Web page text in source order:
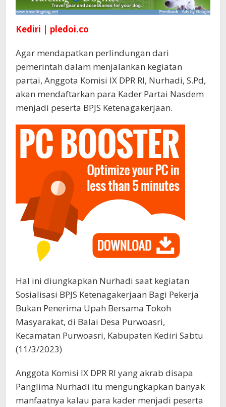
Kediri | pledoi.co
Agar mendapatkan perlindungan dari
pemerintah dalam menjalankan kegiatan
partai, Anggota Komisi IX DPR RI, Nurhadi, S.Pd,
akan mendaftarkan para Kader Partai Nasdem
menjadi peserta BPJS Ketenagakerjaan.
Hal ini diungkapkan Nurhadi saat kegiatan
Sosialisasi BPJS Ketenagakerjaan Bagi Pekerja
Bukan Penerima Upah Bersama Tokoh
Masyarakat, di Balai Desa Purwoasri,
Kecamatan Purwoasri, Kabupaten Kediri Sabtu
(11/3/2023)
Anggota Komisi IX DPR RI yang akrab disapa
Panglima Nurhadi itu mengungkapkan banyak
manfaatnya kalau para kader menjadi peserta